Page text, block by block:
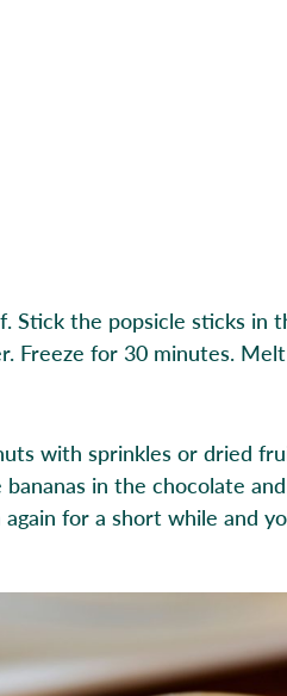
Stick the popsicle sticks in
Freeze for 30 minutes.
with sprinkles or dried
in the chocolate
for a short while and